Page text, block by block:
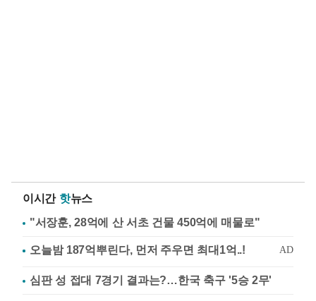
이시간 핫뉴스
"서장훈, 28억에 산 서초 건물 450억에 매물로"
심판 성 접대 7경기 결과는?…한국 축구 '5승 2무'